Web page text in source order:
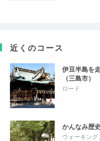
近くのコース
伊豆半島を
（三島市）
ロード
かんなみ歴
ウォーキン